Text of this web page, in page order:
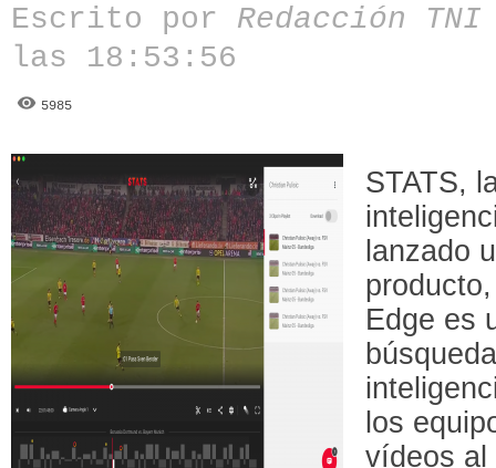
Escrito por Redacción
las 18:53:56
5985
STATS,
lanzado
Edge es
los
vídeos al